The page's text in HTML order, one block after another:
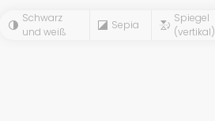
Schwarz
und weiß
Sepia
Spiegel
(vertikal)